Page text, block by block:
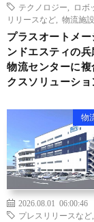
テクノロジー ロボ
リリースなど
物流施設
プラスオートメ
ンドエスティの
物流センターに複
クスソリューショ
物
2026.08.01 06:00:46
プレスリリースなど